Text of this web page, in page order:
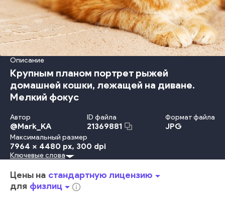
Описание
Крупным планом портрет рыжей
домашней кошки, лежащей на диване.
Мелкий фокус
Автор
@Mark_KA
ID файла
21369881
Формат файла
JPG
Максимальный размер
7964 x 4480 px, 300 dpi
Отдых Природа
Млекопитающее Портрет красный глаза
лгать
довольно внутренний
Ключевые слова
Цены на стандартную лицензиюarrow_drop_down
для физлицarrow_drop_downinfo_outline